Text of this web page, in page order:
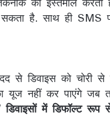
है. साथ ही SMS
डिवाइस को चोरी से
यूज नहीं कर पाएंगे जब
में डिफॉल्ट रूप